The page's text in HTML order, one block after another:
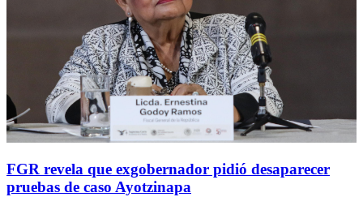
FGR revela que exgobernador pidió desaparecer
pruebas de caso Ayotzinapa